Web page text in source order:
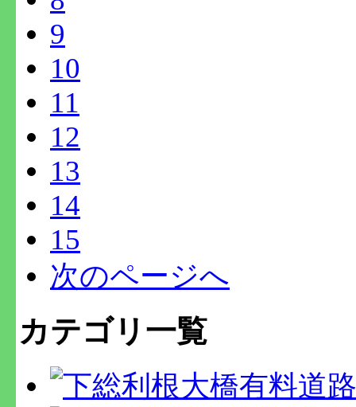
9
10
11
12
13
14
15
次のページへ
カテゴリ一覧